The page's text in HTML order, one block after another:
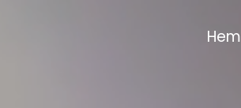
Hem